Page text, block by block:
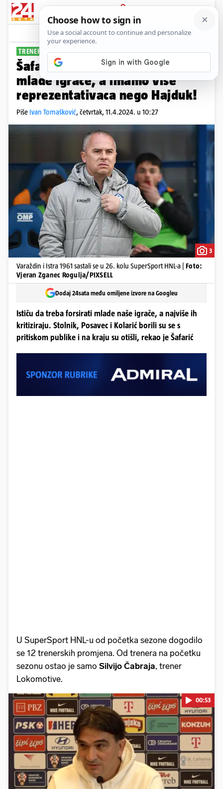
PRIJAVA
Sport Komentari
TRENER VARAŽDINA LJUTIT
Šafarić: Zbog trauma kritiziraju
mlade igrače, a imamo više
reprezentativaca nego Hajduk!
Piše Ivan Tomašković, četvrtak, 11.4.2024. u 10:27
3
Varaždin i Istra 1961 sastali se u 26. kolu SuperSport HNL-a | Foto:
Vjeran Zganec Rogulja/PIXSELL
Dodaj 24sata među omiljene izvore na Googleu
Ističu da treba forsirati mlade naše igrače, a najviše ih
kritiziraju. Stolnik, Posavec i Kolarić borili su se s
pritiskom publike i na kraju su otišli, rekao je Šafarić
U SuperSport HNL-u od početka sezone dogodilo
se 12 trenerskih promjena. Od trenera na početku
sezonu ostao je samo Silvijo Čabraja, trener
Lokomotive.
Pokretanje videa...
00:53